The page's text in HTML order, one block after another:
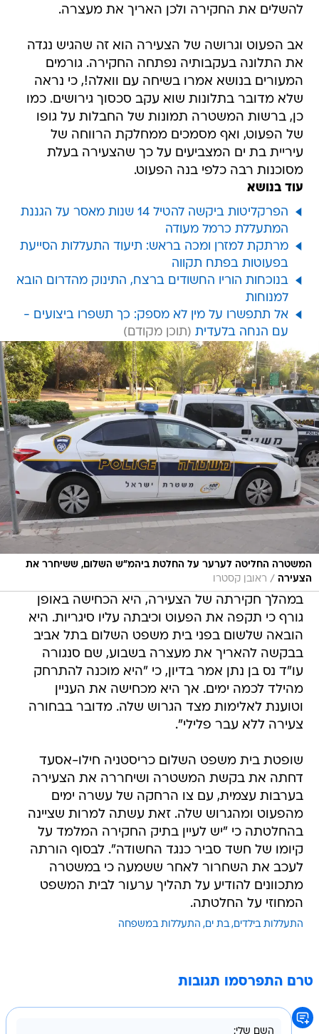
להשלים את החקירה ולכן האריך את מעצרה.
אב הפעוט וגרושה של הצעירה הוא זה שהגיש נגדה
את התלונה בעקבותיה נפתחה החקירה. גורמים
המעורים בנושא אמרו בשיחה עם וואלה!, כי נראה
שלא מדובר בתלונות שוא עקב סכסוך גירושים. כמו
כן, ברשות המשטרה תמונות של החבלות על גופו
של הפעוט, ואף מסמכים ממחלקת הרווחה של
עיריית בת ים המצביעים על כך שהצעירה בעלת
מסוכנות רבה כלפי בנה הפעוט.
עוד בנושא
הפרקליטות ביקשה להטיל 14 שנות מאסר על הגננת
המתעללת כרמל מעודה
מרתקת למזרן ומכה בראש: תיעוד התעללות הסייעת
בפעוטות בפתח תקווה
בנוכחות הוריו החשודים ברצח, התינוק מהדרום הובא
למנוחות
אל תתפשרו על מין לא מספק: כך תשפרו ביצועים -
עם הנחה בלעדית
המשטרה החליטה לערער על החלטת ביהמ"ש השלום, ששיחרר את
הצעירה / ראובן קסטרו
במהלך חקירתה של הצעירה, היא הכחישה באופן
גורף כי תקפה את הפעוט וכיבתה עליו סיגריות. היא
הובאה שלשום בפני בית משפט השלום בתל אביב
בבקשה להאריך את מעצרה בשבוע, שם סנגורה
עו"ד נס בן נתן אמר בדיון, כי "היא מוכנה להתרחק
מהילד לכמה ימים. אך היא מכחישה את העניין
וטוענת לאלימות מצד הגרוש שלה. מדובר בבחורה
צעירה ללא עבר פלילי".
שופטת בית משפט השלום כריסטניה חילו-אסעד
דחתה את בקשת המשטרה ושיחררה את הצעירה
בערבות עצמית, עם צו הרחקה של עשרה ימים
מהפעוט ומהגרוש שלה. זאת עשתה למרות שציינה
בהחלטתה כי "יש לעיין בתיק החקירה המלמד על
קיומו של חשד סביר כנגד החשודה". לבסוף הורתה
לעכב את השחרור לאחר ששמעה כי במשטרה
מתכוונים להודיע על תהליך ערעור לבית המשפט
המחוזי על החלטתה.
התעללות בילדים בת ים התעללות במשפחה
טרם התפרסמו תגובות